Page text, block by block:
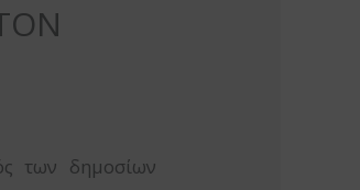
των δημοσίων